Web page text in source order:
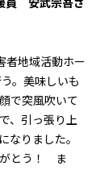
者地域活動ホー
。美味しいも
で突風吹いて
、引っ張り上
りました。
とう！ ま